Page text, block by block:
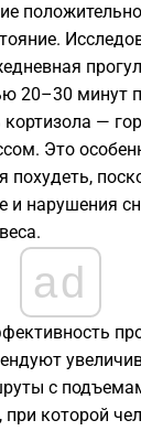
20–30 минут
—
Это
и нарушения
ad
с
при которой